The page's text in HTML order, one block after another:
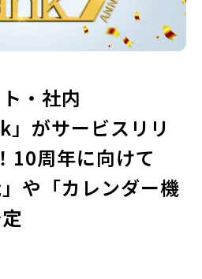
・社内
がサービスリリ
10周年に向けて
」や「カレンダー機